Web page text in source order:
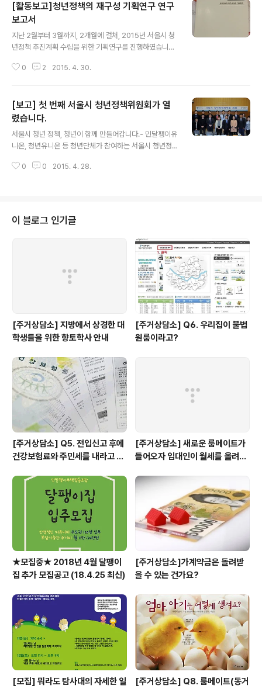
[활동보고]청년정책의 재구성 기획연구 연구
보고서
지난 2월부터 3월까지, 2개월에 걸쳐, 2015년 서울시 청
년정책 추진계획 수립을 위한 기획연구를 진행하였습니다.
직접 만들었다구요!!! 이 얼마나 감동스러운 순간인가ㅠㅠ
특별시조례 제5812호)]에 따라 서울시는 청년 정책에 관
한 기본계획을 5년마다 수립하고 이를 시행하여야 합니다.
조례에서 언급되는 청년 정책은 일자리, 주거, 생활안정, 문
화 등이 있는데, 물론 민달팽이유니온은 주거 분야에 참여
했습니다. 이번 연구는 5개년 계획을 세우기 위한 기초데
이터 확보를 위한 연구였습니다. 청년정책 전문가라고 할
0 2 2015. 4. 30.
[보고] 첫 번째 서울시 청년정책위원회가 열
렸습니다.
서울시 청년 정책, 청년이 함께 만들어갑니다.- 민달팽이유
니온, 청년유니온 등 청년단체가 참여하는 서울시 청년정
015년 1월 2일)에 의거 서울시 청년 정책을 심의하는 기구
거버넌스를 구축하고자 합니다. 청년기본조례란?2014년
11월 10일 「청년발전기본조례」 공청회, 120여명 청년 참
여2014년 12월 3일 「청년기본조례」 발의 청년들의 당면
한 현안인 취업·주거·학자금 등에 대한 체계적 지원 근거를
밝힌 최초의 조례, 조례에 기반해 청년정책위원회, 청년청,
청년의회 등 실제로 청년의 삶..
0 0 2015. 4. 28.
이 블로그 인기글
[주거상담소] 지방에서 상경한 대
학생들을 위한 향토학사 안내
[주거상담소] Q6. 우리집이 불법
원룸이라고?
[주거상담소] Q5. 전입신고 후에
건강보험료와 주민세를 내라고 고
[주거상담소] 새로운 룸메이트가
들어오자 임대인이 월세를 올려달
★모집중★ 2018년 4월 달팽이
집 추가 모집공고 (18.4.25 최신)
[주거상담소]가계약금은 돌려받
을 수 있는 건가요?
[모집] 뭐라도 탐사대의 자세한 일
[주거상담소] Q8. 룸메이트(동거